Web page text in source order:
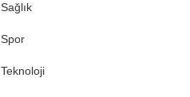
Sağlık
Spor
Teknoloji